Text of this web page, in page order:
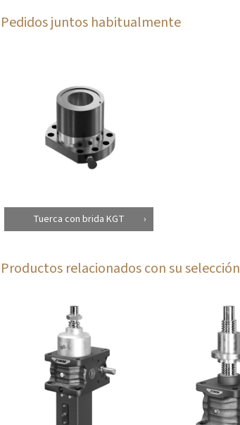
Pedidos juntos habitualmente
Tuerca con brida KGT
Productos relacionados con su selección